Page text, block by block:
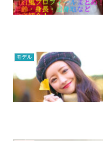
モデル